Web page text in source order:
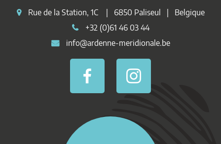
Rue de la Station, 1C | 6850 Paliseul | Belgique
+32 (0)61 46 03 44
info@ardenne-meridionale.be